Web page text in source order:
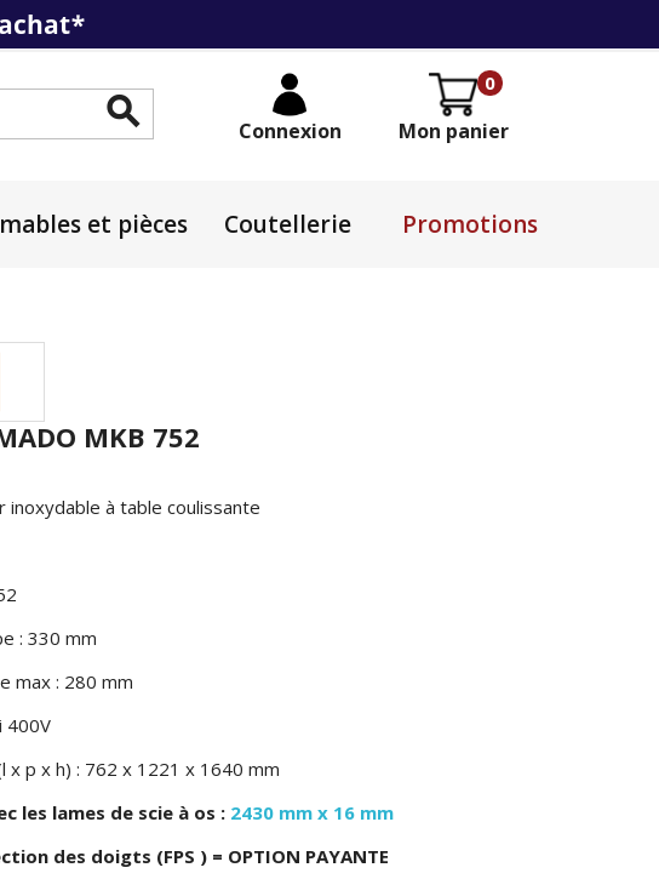
0
Mon panier
 Connexion
et pièces Coutellerie Promotions
MKB 752
inoxydable à table coulissante
: 330 mm
max : 280 mm
400V
x p x h) : 762 x 1221 x 1640 mm
les lames de scie à os : 2430 mm x 16 mm
des doigts (FPS ) = OPTION PAYANTE